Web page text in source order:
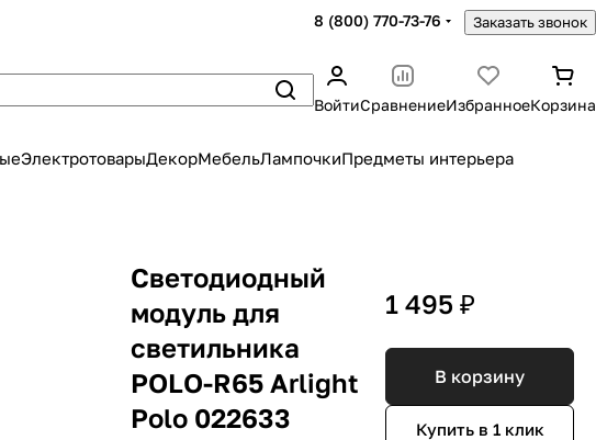
8 (800) 770-73-76 Заказать звонок
ВойтиСравнениеИзбранноеКорзина
ЭлектротоварыДекорМебельЛампочкиПредметы интерьера
Светодиодный
модуль для
светильника
POLO-R65 Arlight
Polo 022633
1 495 ₽
В корзину
Купить в 1 клик